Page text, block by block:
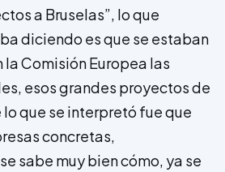
a Bruselas”, lo que
diciendo es que se estaban
Comisión Europea las
esos grandes proyectos de
que se interpretó fue que
concretas,
sabe muy bien cómo, ya se